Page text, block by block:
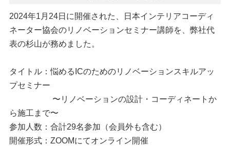
2024年1月24日に開催された、
日本インテリアコーディ
ネーター協会のリノベーションセミナー講師を、弊社代
表の杉山が務めました。
タイトル：悩めるICのためのリノベーションスキルアッ
プセミナー
〜リノベーションの設計・コーディネートか
ら施工まで〜
参加人数：合計29名参加（会員外も含む）
開催形式：ZOOMにてオンライン開催